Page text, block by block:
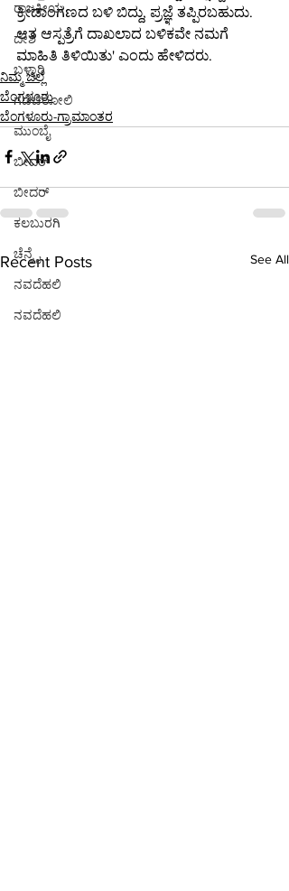
ರಾಜಕೀಯ
ದೇಶ
ಬಳ್ಳಾರಿ
ಗಡಚಿರೋಲಿ
ಮುಂಬೈ
ಬೀದರ್
ಬೀದರ್
ಕಲಬುರಗಿ
ಚೆನ್ನೈ
ನವದೆಹಲಿ
ನವದೆಹಲಿ
ಕ್ರೀಡಾಂಗಣದ ಬಳಿ ಬಿದ್ದು, ಪ್ರಜ್ಞೆ ತಪ್ಪಿರಬಹುದು.
ಆತ ಆಸ್ಪತ್ರೆಗೆ ದಾಖಲಾದ ಬಳಿಕವೇ ನಮಗೆ
ಮಾಹಿತಿ ತಿಳಿಯಿತು' ಎಂದು ಹೇಳಿದರು.
ನಿಮ್ಮ ಜಿಲ್ಲೆ
ಬೆಂಗಳೂರು
ಬೆಂಗಳೂರು-ಗ್ರಾಮಾಂತರ
Recent Posts See All